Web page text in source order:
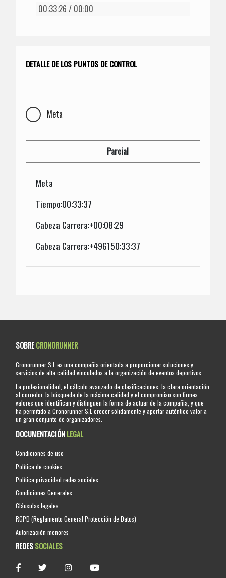
DETALLE DE LOS PUNTOS DE CONTROL
Meta
Parcial
Meta
Tiempo:00:33:37
Cabeza Carrera:+00:08:29
Cabeza Carrera:+496150:33:37
SOBRECRONORUNNER
Cronorunner S.L es una compañia orientada a proporcionar soluciones y
servicios de alta calidad vinculados a la organización de eventos deportivos.
La profesionalidad, el cálculo avanzado de clasificaciones, la clara orientación
al corredor, la búsqueda de la máxima calidad y el compromiso son firmes
valores que identifican y distinguen la forma de actuar de la compañia, y que
ha permitido a Cronorunner S.L crecer sólidamente y aportar auténtico valor a
un gran conjunto de organizadores.
DOCUMENTACIÓNLEGAL
Condiciones de uso
Política de cookies
Política privacidad redes sociales
Condiciones Generales
Cláusulas legales
RGPD (Reglamento General Protección de Datos)
Autorización menores
REDESSOCIALES